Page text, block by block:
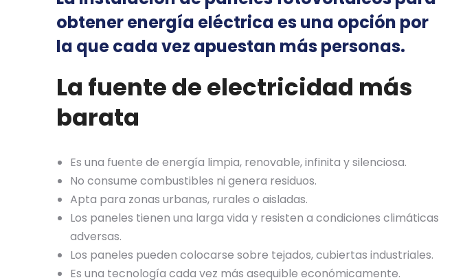
obtener energía eléctrica es una opción por
la que cada vez apuestan más personas.
La fuente de electricidad más
barata
Es una fuente de energía limpia, renovable, infinita y silenciosa.
No consume combustibles ni genera residuos.
Apta para zonas urbanas, rurales o aisladas.
Los paneles tienen una larga vida y resisten a condiciones climáticas
adversas.
Los paneles pueden colocarse sobre tejados, cubiertas industriales.
Es una tecnología cada vez más asequible económicamente.